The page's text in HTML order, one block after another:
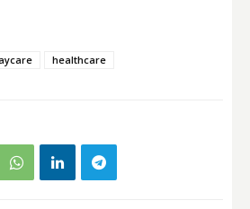
healthcare